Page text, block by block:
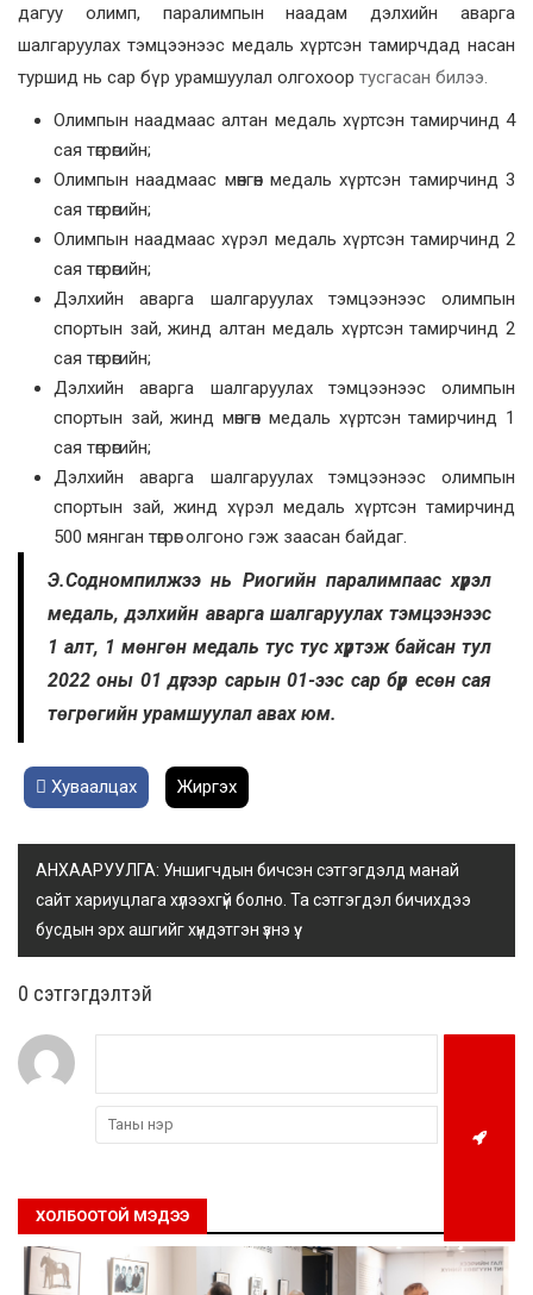
дагуу олимп, паралимпын наадам дэлхийн аварга
шалгаруулах тэмцээнээс медаль хүртсэн тамирчдад насан
туршид нь сар бүр урамшуулал олгохоор тусгасан билээ.
Олимпын наадмаас алтан медаль хүртсэн тамирчинд 4
сая төгрөгийн;
Олимпын наадмаас мөнгөн медаль хүртсэн тамирчинд 3
сая төгрөгийн;
Олимпын наадмаас хүрэл медаль хүртсэн тамирчинд 2
сая төгрөгийн;
Дэлхийн аварга шалгаруулах тэмцээнээс олимпын
спортын зай, жинд алтан медаль хүртсэн тамирчинд 2
сая төгрөгийн;
Дэлхийн аварга шалгаруулах тэмцээнээс олимпын
спортын зай, жинд мөнгөн медаль хүртсэн тамирчинд 1
сая төгрөгийн;
Дэлхийн аварга шалгаруулах тэмцээнээс олимпын
спортын зай, жинд хүрэл медаль хүртсэн тамирчинд
500 мянган төгрөг олгоно гэж заасан байдаг.
Э.Содномпилжээ нь Риогийн паралимпаас хүрэл
медаль, дэлхийн аварга шалгаруулах тэмцээнээс
1 алт, 1 мөнгөн медаль тус тус хүртэж байсан тул
2022 оны 01 дүгээр сарын 01-ээс сар бүр есөн сая
төгрөгийн урамшуулал авах юм.
Хуваалцах Жиргэх
АНХААРУУЛГА: Уншигчдын бичсэн сэтгэгдэлд манай
сайт хариуцлага хүлээхгүй болно. Та сэтгэгдэл бичихдээ
бусдын эрх ашгийг хүндэтгэн үзнэ үү.
0 cэтгэгдэлтэй
ХОЛБООТОЙ МЭДЭЭ